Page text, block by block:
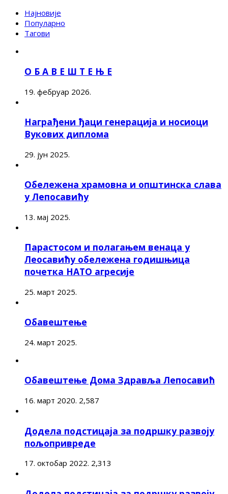
Најновије
Популарно
Тагови
О Б А В Е Ш Т Е Њ Е
19. фебруар 2026.
Награђени ђаци генерација и носиоци
Вукових диплома
29. јун 2025.
Обележена храмовна и општинска слава
у Лепосавићу
13. мај 2025.
Парастосом и полагањем венаца у
Леосавићу обележена годишњица
почетка НАТО агресије
25. март 2025.
Обавештење
24. март 2025.
Обавештење Дома Здравља Лепосавић
16. март 2020. 2,587
Додела подстицаја за подршку развоју
пољопривреде
17. октобар 2022. 2,313